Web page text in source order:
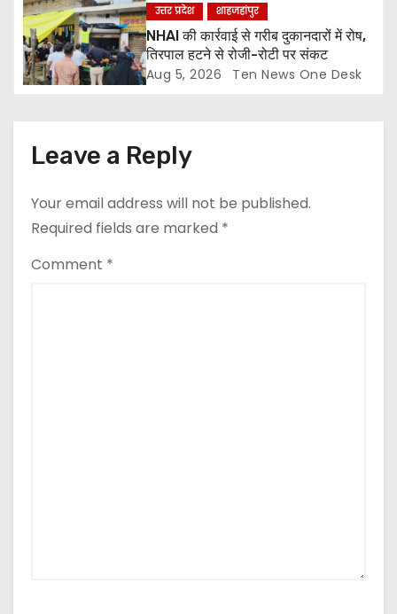
उत्तर प्रदेश शाहजहांपुर
NHAI की कार्रवाई से गरीब दुकानदारों में रोष,
तिरपाल हटने से रोजी-रोटी पर संकट
Aug 5, 2026 Ten News One Desk
Leave a Reply
Your email address will not be published.
Required fields are marked *
Comment *